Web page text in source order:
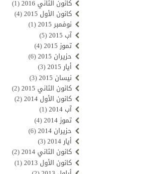
كانون الثاني 2016
(1)
كانون الأول 2015
(4)
نوفمبر 2015
(1)
آب 2015
(5)
تموز 2015
(4)
حزيران 2015
(6)
أيار 2015
(3)
نيسان 2015
(3)
كانون الثاني 2015
(2)
كانون الأول 2014
(2)
آب 2014
(1)
تموز 2014
(4)
حزيران 2014
(6)
أيار 2014
(3)
كانون الثاني 2014
(2)
كانون الأول 2013
(1)